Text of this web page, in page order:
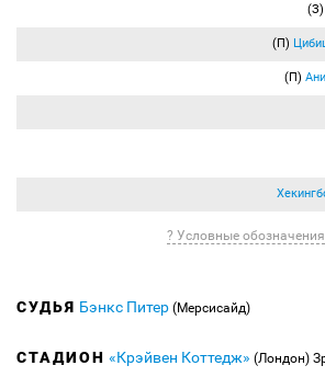
(З)
(П)
(П)
? Условные обозначения
СУДЬЯ Бэнкс Питер (Мерсисайд)
СТАДИОН «Крэйвен Коттедж» (Лондон)